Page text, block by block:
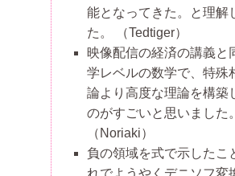
能となってきた。と理解
た。
（Tedtiger）
映像配信の経済の講義と
学レベルの数学で、特殊
論より高度な理論を構築
のがすごいと思いました。
（Noriaki）
負の領域を式で示したこ
れでようやくデニソフ変